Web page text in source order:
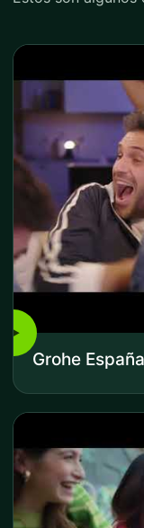
▶
Grohe España